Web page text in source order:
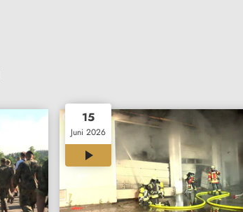
15
Juni 2026